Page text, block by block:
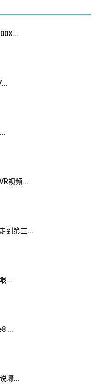
视频...
到第三...
...
...
壕...